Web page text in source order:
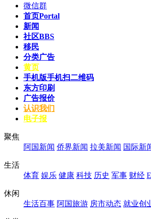
微信群
首页Portal
新闻
社区BBS
移民
分类广告
黄页
手机版手机扫二维码
东方印刷
广告报价
认识我们
电子报
聚焦
阿国新闻 侨界新闻 拉美新闻 国际新
生活
体育 娱乐 健康 科技 历史 军事 财经
休闲
生活百事 阿国旅游 房市动态 就业创